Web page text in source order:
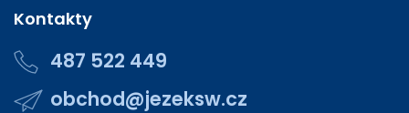
Kontakty
487 522 449
obchod@jezeksw.cz